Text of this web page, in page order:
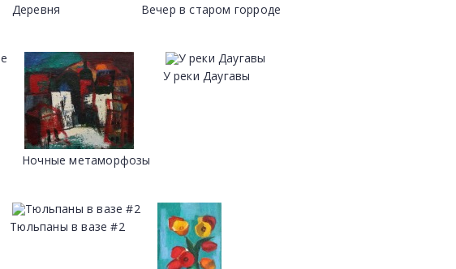
Деревня Вечер в старом горроде
Ночные метаморфозы
У реки Даугавы
Тюльпаны в вазе #2